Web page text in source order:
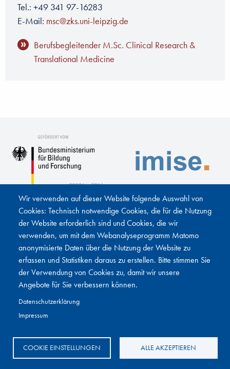
Wir verwenden auf dieser Website folgende Auswahl von
Cookies: Technisch notwendige Cookies, die für die Nutzung
der Website erforderlich sind und Cookies, die wir
verwenden, um mit dem Webanalyseprogramm Matomo
anonymisierte Daten über die Nutzung der Website zu
erfassen und Statistiken daraus zu erstellen. Bitte stimmen Sie
der Verwendung von Cookies zu, damit wir unsere
Angebote für Sie verbessern können.
Datenschutzerklärung
Impressum
COOKIE EINSTELLUNGEN ALLE AKZEPTIEREN
Tel.: +49 341 97-16283
E-Mail: msc@zks.uni-leipzig.de
Berufsbegleitender M.Sc. Clinical Research &
Translational Medicine
Fußbereichsmenü
Impressum Datenschutz
Sitemap
Cookie Einstellungen
Anmelden